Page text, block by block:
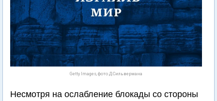
Getty Images, фото Д.Сильвермана
Несмотря на ослабление блокады со стороны